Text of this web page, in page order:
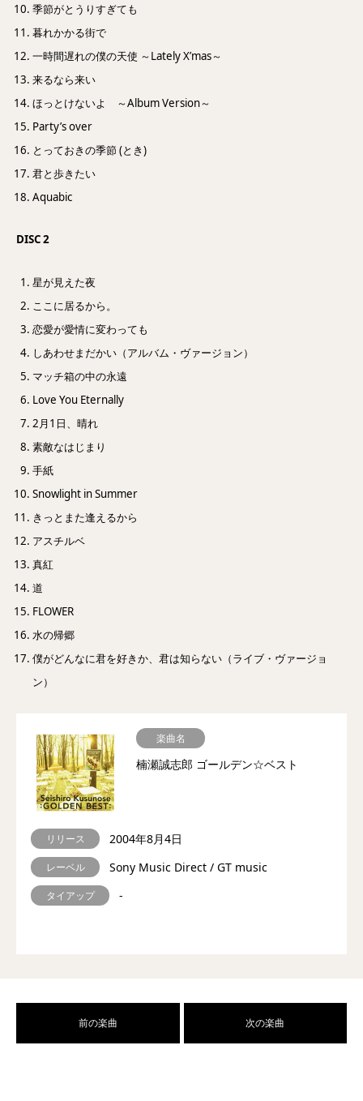
季節がとうりすぎても
暮れかかる街で
一時間遅れの僕の天使 ～Lately X’mas～
来るなら来い
ほっとけないよ ～Album Version～
Party’s over
とっておきの季節 (とき)
君と歩きたい
Aquabic
DISC 2
星が見えた夜
ここに居るから。
恋愛が愛情に変わっても
しあわせまだかい（アルバム・ヴァージョン）
マッチ箱の中の永遠
Love You Eternally
2月1日、晴れ
素敵なはじまり
手紙
Snowlight in Summer
きっとまた逢えるから
アスチルベ
真紅
道
FLOWER
水の帰郷
僕がどんなに君を好きか、君は知らない（ライブ・ヴァージョ
ン）
楽曲名
楠瀬誠志郎 ゴールデン☆ベスト
リリース 2004年8月4日
レーベル Sony Music Direct / GT music
タイアップ -
前の楽曲 次の楽曲